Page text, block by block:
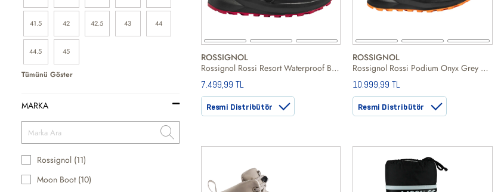
41.5 42 42.5 43 44
44.5 45
Tümünü Göster
MARKA
Rossignol (11)
Moon Boot (10)
ROSSIGNOL
Rossignol Rossi Resort Waterproof Black Unisex Siyah Kar Botu
7.499,99 TL
Resmi Distribütör
ROSSIGNOL
Rossignol Rossi Podium Onyx Grey Erkek Gri Kar Botu
10.999,99 TL
Resmi Distribütör